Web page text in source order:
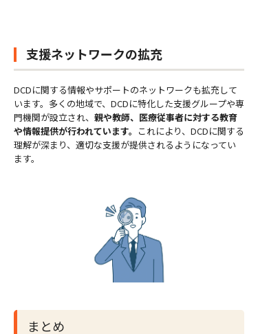
支援ネットワークの拡充
DCDに関する情報やサポートのネットワークも拡充して
います。多くの地域で、DCDに特化した支援グループや専
門機関が設立され、 親や教師、医療従事者に対する教育
や情報提供が行われています。 これにより、DCDに関する
理解が深まり、適切な支援が提供されるようになってい
ます。
まとめ